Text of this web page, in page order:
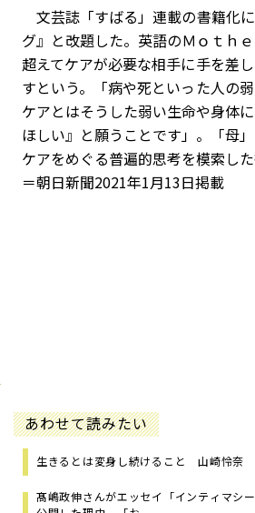
文芸誌「すばる」連載の書籍化
グ』と改題した。英語のＭｏｔｈ
超えてケアが必要な相手に手を差
すという。「病や死といった人の
ケアとはそうした弱い生命や身体
ほしい』と願うことです」。「母」
ケアをめぐる普遍的思考を模索した
＝朝日新聞2021年1月13日掲載
あわせて読みたい
生きるとは変身し続けること 山崎怜奈
髙嶋政伸さんがエッセイ「インティマシ